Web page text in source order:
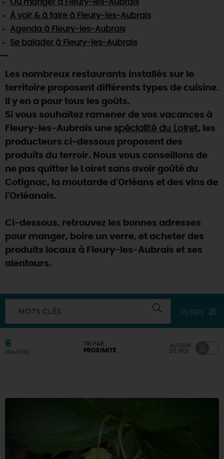
TOUTES LES ACTIVITÉS
Visitesgourmandesetcréatives
Vins etvignobles
Chic,une aire de pique-nique
Par ici lesguinguettes
La Route desMétiers d'Art
TOUT L'ART DE VIVRE
Des vacances auprès des animaux 🐎
(re)Découvrir les coulisses de la Faïencerie de
Gien !
Une saison de festivals 🎉
Rendez-vous de la nature en 2026
Programme des animations "Loiret au fil de l'eau"
2026
Où sortir ?
DEMAIN
SE REPÉRER,SE DÉPLACER
INFOS &SERVICES
Où manger à Fleury-les-Aubrais
À voir & à faire à Fleury-les-Aubrais
Agenda à Fleury-les-Aubrais
Se balader à Fleury-les-Aubrais
Les nombreux restaurants installés sur le
territoire proposent différents types de cuisine.
Il y en a pour tous les goûts.
Si vous souhaitez ramener de vos vacances à
Fleury-les-Aubrais une spécialité du Loiret, les
producteurs ci-dessous proposent des
produits du terroir. Nous vous conseillons de
ne pas quitter le Loiret sans avoir goûté du
Cotignac, la moutarde d'Orléans et des vins de
l'Orléanais.
Ci-dessous, retrouvez les bonnes adresses
pour manger, boire un verre, et acheter des
produits locaux à Fleury-les-Aubrais et ses
alentours.
MOTS CLÉS FILTRES
6
résultats
TRI PAR
PROXIMITÉ
AUTOUR
DE MOI